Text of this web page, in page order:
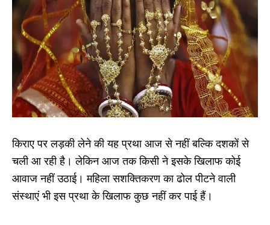
किराए पर लड़की लेने की यह प्रथा आज से नहीं बल्कि दशकों से
चली आ रही है। लेकिन आज तक किसी ने इसके खिलाफ कोई
आवाज नहीं उठाई। महिला सशक्तिकरण का ढोल पीटने वाली
संस्थाएं भी इस प्रथा के खिलाफ कुछ नहीं कर पाई हैं।